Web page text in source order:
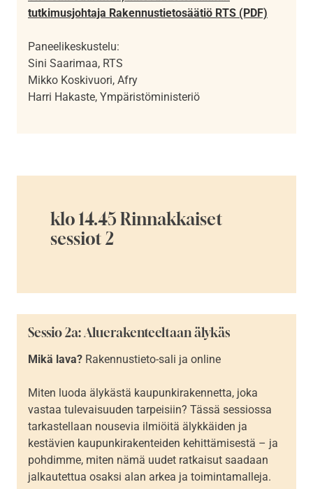
tutkimusjohtaja Rakennustietosäätiö RTS (PDF)
Paneelikeskustelu:
Sini Saarimaa, RTS
Mikko Koskivuori, Afry
Harri Hakaste, Ympäristöministeriö
klo 14.45 Rinnakkaiset
sessiot 2
Sessio 2a: Aluerakenteeltaan älykäs
Mikä lava? Rakennustieto-sali ja online
Miten luoda älykästä kaupunkirakennetta, joka
vastaa tulevaisuuden tarpeisiin? Tässä sessiossa
tarkastellaan nousevia ilmiöitä älykkäiden ja
kestävien kaupunkirakenteiden kehittämisestä – ja
pohdimme, miten nämä uudet ratkaisut saadaan
jalkautettua osaksi alan arkea ja toimintamalleja.